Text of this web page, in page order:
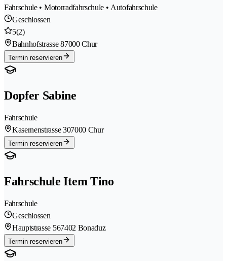
Fahrschule • Motorradfahrschule • Autofahrschule
Geschlossen
5(2)
Bahnhofstrasse 87000 Chur
Termin reservieren
Dopfer Sabine
Fahrschule
Kasernenstrasse 307000 Chur
Termin reservieren
Fahrschule Item Tino
Fahrschule
Geschlossen
Hauptstrasse 567402 Bonaduz
Termin reservieren